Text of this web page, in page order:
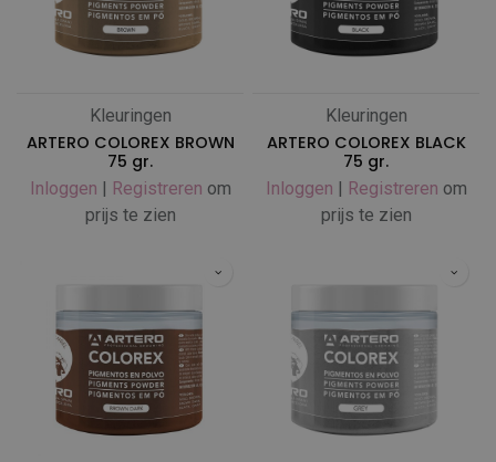
Kleuringen
ARTERO COLOREX BROWN
75 gr.
Inloggen | Registreren om
prijs te zien
Kleuringen
ARTERO COLOREX BLACK
75 gr.
Inloggen | Registreren om
prijs te zien